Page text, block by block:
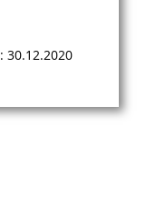
: 30.12.2020